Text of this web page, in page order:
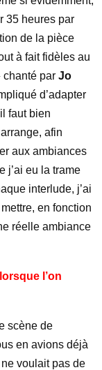
35 heures par
de la pièce
à fait fidèles au
chanté par Jo
d’adapter
faut bien
afin
aux ambiances
j’ai eu la trame
interlude, j’ai
en fonction
réelle ambiance
l’on
scène de
en avions déjà
voulait pas de